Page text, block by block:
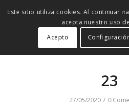
23
27/05/2020 / 0
Este sitio utiliza cookies. Al continuar
acepta nuestro uso
Acepto